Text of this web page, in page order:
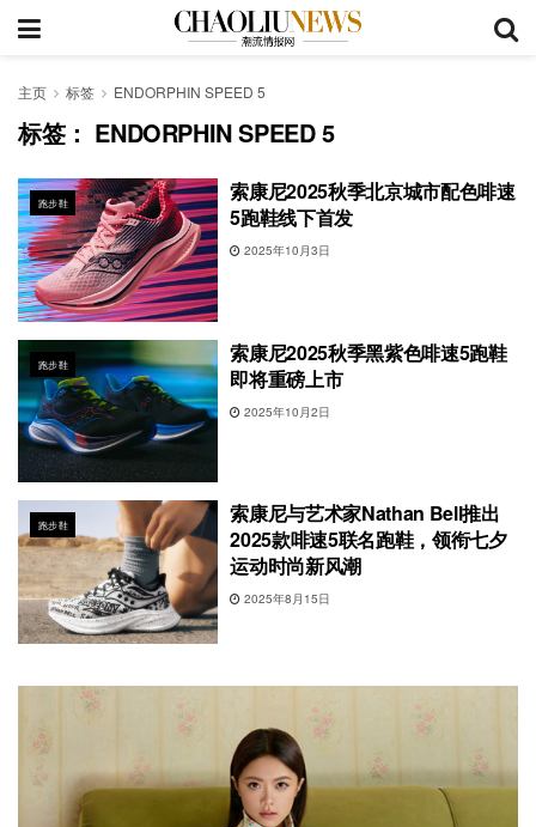
主页 标签 ENDORPHIN SPEED 5
标签： ENDORPHIN SPEED 5
跑步鞋
索康尼2025秋季北京城市配色啡速
5跑鞋线下首发
2025年10月3日
跑步鞋
索康尼2025秋季黑紫色啡速5跑鞋
即将重磅上市
2025年10月2日
跑步鞋
索康尼与艺术家Nathan Bell推出
2025款啡速5联名跑鞋，领衔七夕
运动时尚新风潮
2025年8月15日